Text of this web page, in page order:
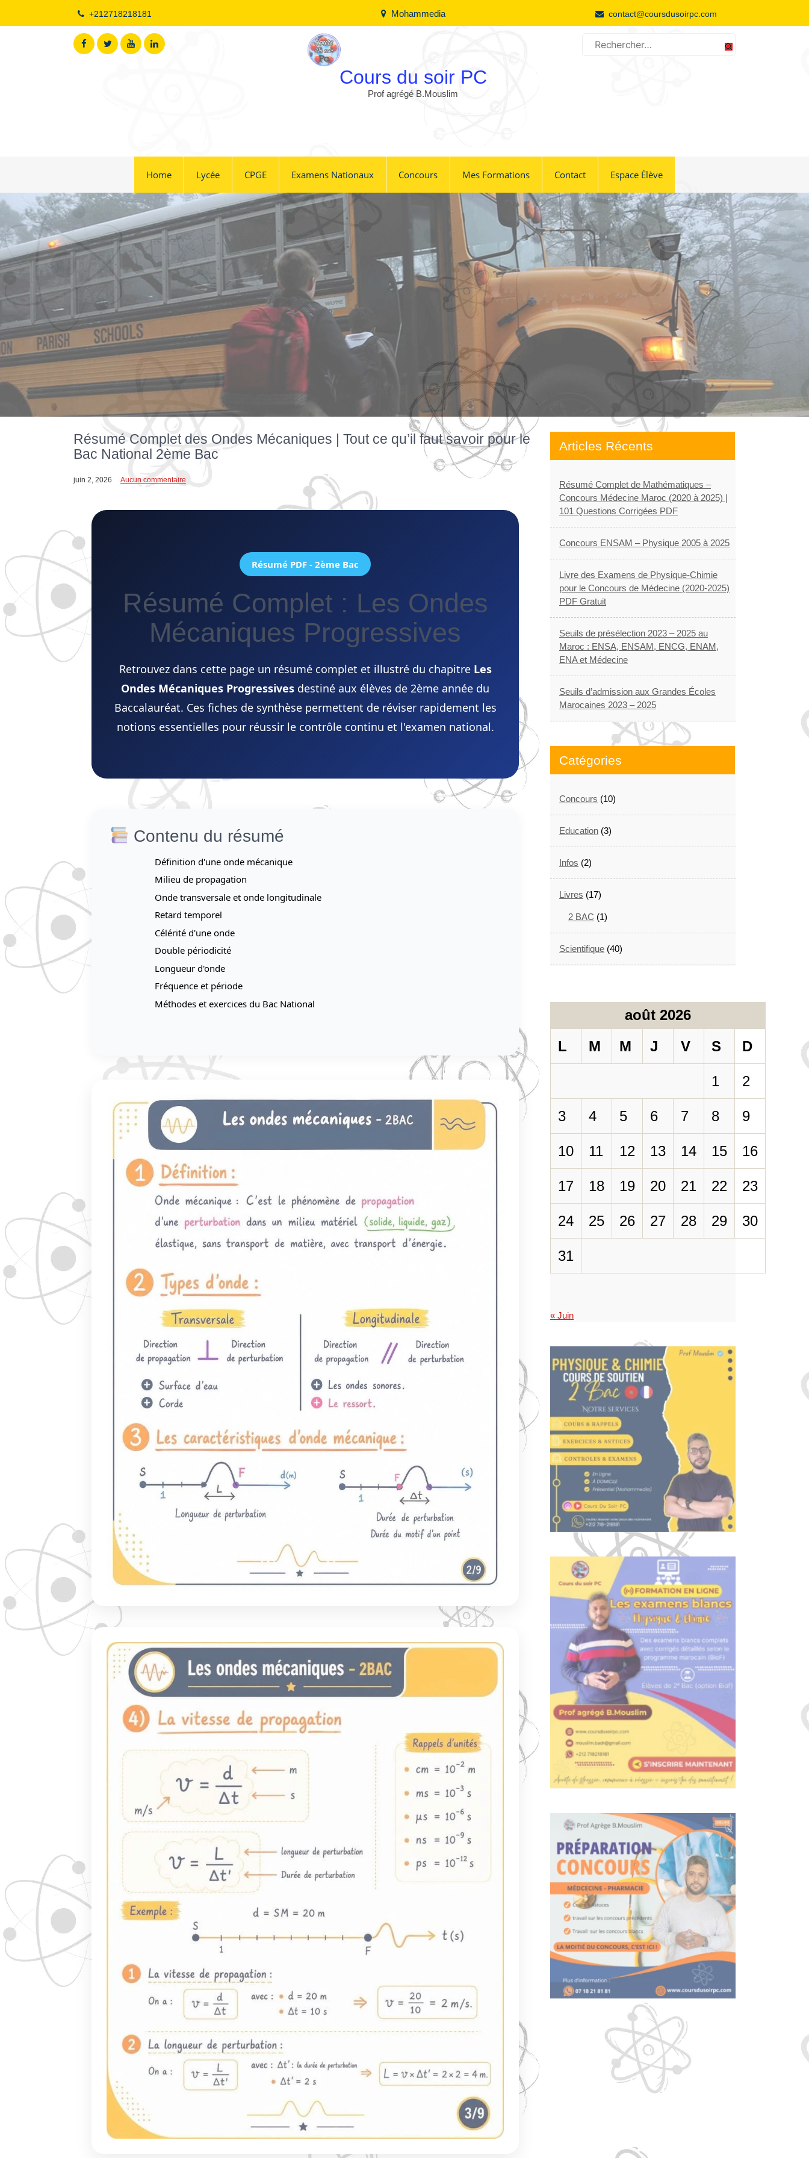
+212718218181 Mohammedia contact@coursdusoirpc.com
Cours du soir PC
Prof agrégé B.Mouslim
Home Lycée CPGE Examens Nationaux Concours Mes Formations Contact Espace Élève
Résumé Complet des Ondes Mécaniques | Tout ce qu’il faut savoir pour le
Bac National 2ème Bac
juin 2, 2026 Aucun commentaire
Résumé PDF - 2ème Bac
Résumé Complet : Les Ondes
Mécaniques Progressives
Retrouvez dans cette page un résumé complet et illustré du chapitre Les
Ondes Mécaniques Progressives destiné aux élèves de 2ème année du
Baccalauréat. Ces fiches de synthèse permettent de réviser rapidement les
notions essentielles pour réussir le contrôle continu et l'examen national.
Contenu du résumé
Définition d'une onde mécanique
Milieu de propagation
Onde transversale et onde longitudinale
Retard temporel
Célérité d'une onde
Double périodicité
Longueur d'onde
Fréquence et période
Méthodes et exercices du Bac National
Articles Récents
Résumé Complet de Mathématiques –
Concours Médecine Maroc (2020 à 2025) |
101 Questions Corrigées PDF
Concours ENSAM – Physique 2005 à 2025
Livre des Examens de Physique-Chimie
pour le Concours de Médecine (2020-2025)
PDF Gratuit
Seuils de présélection 2023 – 2025 au
Maroc : ENSA, ENSAM, ENCG, ENAM,
ENA et Médecine
Seuils d’admission aux Grandes Écoles
Marocaines 2023 – 2025
Catégories
Concours (10)
Education (3)
Infos (2)
Livres (17)
2 BAC (1)
Scientifique (40)
août 2026
L
M M J V S D
1 2
3 4 5 6 7 8 9
10 11 12 13 14 15 16
17 18 19 20 21 22 23
24 25 26 27 28 29 30
31
« Juin